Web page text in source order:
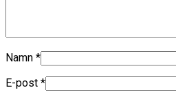
Namn *
E-post *